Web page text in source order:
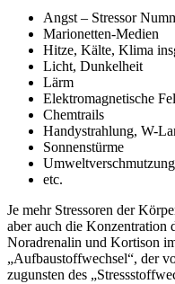
Angst – Stressor
Marionetten-Medien
Hitze, Kälte, Klima
Licht, Dunkelheit
Lärm
Elektromagnetische
Chemtrails
Handystrahlung, W-
Sonnenstürme
Umweltverschmutzung
etc.
Je mehr Stressoren der
aber auch die Konzentration
Noradrenalin und Kortison
„Aufbaustoffwechsel“, der
zugunsten des